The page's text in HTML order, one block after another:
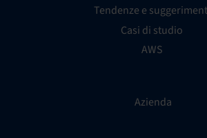
Tendenze e
Casi di studio
AWS
Azienda